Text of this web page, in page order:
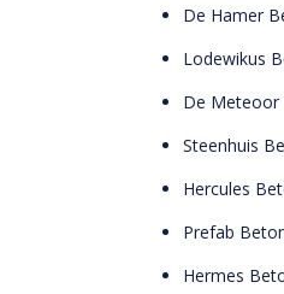
De Hamer
Lodewikus
De Meteoor
Steenhuis
Hercules
Prefab
Hermes